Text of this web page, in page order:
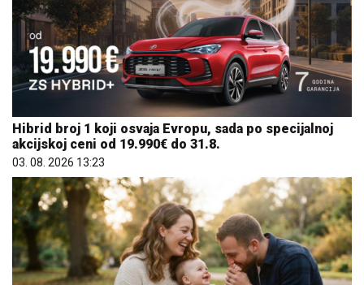
Hibrid broj 1 koji osvaja Evropu, sada po specijalnoj
akcijskoj ceni od 19.990€ do 31.8.
03. 08. 2026 13:23